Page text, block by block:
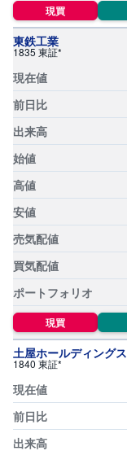
(
R
O
B
P
R
O
)
i
D
e
C
o
現買
東鉄工業
1835 東証*
現買
土屋ホールディングス
1840 東証*